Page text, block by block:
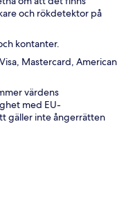
och rökdetektor på
kontanter.
Mastercard, American
värdens
med EU-
gäller inte ångerrätten